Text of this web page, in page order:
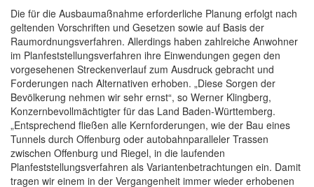
Die für die Ausbaumaßnahme erforderliche Planung erfolgt nach
geltenden Vorschriften und Gesetzen sowie auf Basis der
Raumordnungsverfahren. Allerdings haben zahlreiche Anwohner
im Planfeststellungsverfahren ihre Einwendungen gegen den
vorgesehenen Streckenverlauf zum Ausdruck gebracht und
Forderungen nach Alternativen erhoben. „Diese Sorgen der
Bevölkerung nehmen wir sehr ernst“, so Werner Klingberg,
Konzernbevollmächtigter für das Land Baden-Württemberg.
„Entsprechend fließen alle Kernforderungen, wie der Bau eines
Tunnels durch Offenburg oder autobahnparalleler Trassen
zwischen Offenburg und Riegel, in die laufenden
Planfeststellungsverfahren als Variantenbetrachtungen ein. Damit
tragen wir einem in der Vergangenheit immer wieder erhobenen